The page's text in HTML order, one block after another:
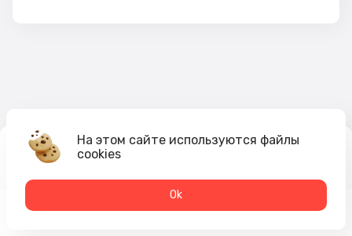
479₽
На этом сайте используются файлы
cookies
Оk